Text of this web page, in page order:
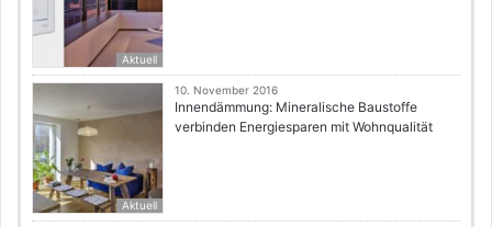
Aktuell
Aktuell
10. November 2016
Innendämmung: Mineralische Baustoffe
verbinden Energiesparen mit Wohnqualität